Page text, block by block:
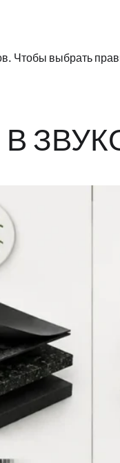
Чтобы выбрать